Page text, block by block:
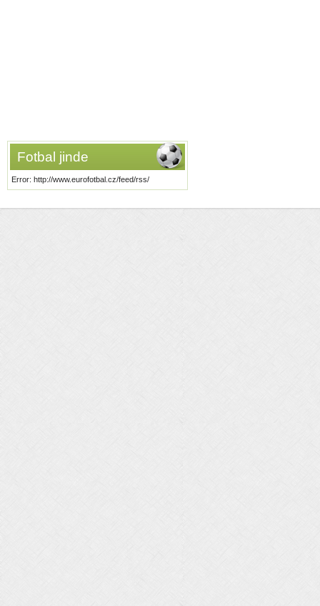
Fotbal jinde
Error: http://www.eurofotbal.cz/feed/rss/